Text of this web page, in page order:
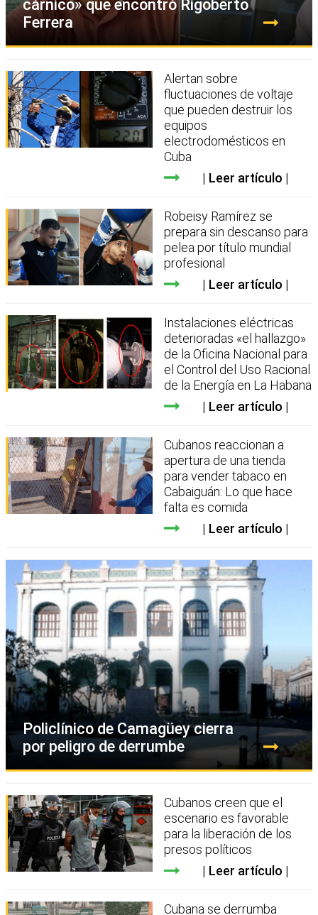
cárnico» que encontró Rigoberto
Ferrera
Alertan sobre
fluctuaciones de voltaje
que pueden destruir los
equipos
electrodomésticos en
Cuba
Leer artículo
Robeisy Ramírez se
prepara sin descanso para
pelea por título mundial
profesional
Leer artículo
Instalaciones eléctricas
deterioradas «el hallazgo»
de la Oficina Nacional para
el Control del Uso Racional
de la Energía en La Habana
Leer artículo
Cubanos reaccionan a
apertura de una tienda
para vender tabaco en
Cabaiguán: Lo que hace
falta es comida
Leer artículo
Policlínico de Camagüey cierra
por peligro de derrumbe
Cubanos creen que el
escenario es favorable
para la liberación de los
presos políticos
Leer artículo
Cubana se derrumba